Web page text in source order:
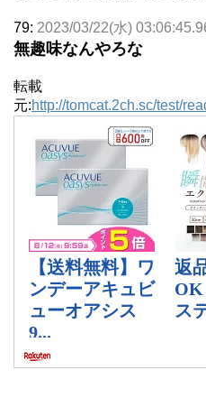
79: 2023/03/22(水)
無趣味なんやろな
転載
元:http://tomcat.2ch.sc/test/